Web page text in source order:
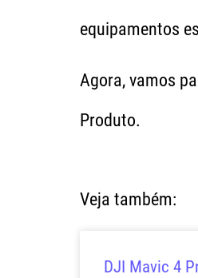
equipamentos
Agora, vamos
Produto.
Veja também:
DJI Mavic 4